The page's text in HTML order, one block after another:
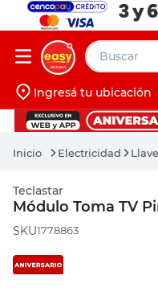
Buscar
Iniciá sesión
Ingresá tu ubicación
Electricidad
Teclastar
Módulo Toma TV
:1778863
muebles
pintura
escritorio
puertas